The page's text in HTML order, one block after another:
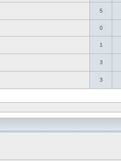
5
0
1
3
3